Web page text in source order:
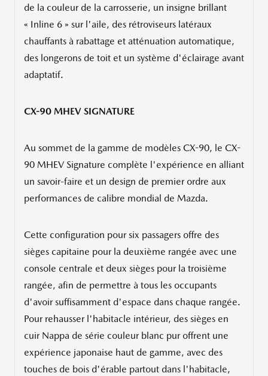
de la couleur de la carrosserie, un insigne brillant
« Inline 6 » sur l'aile, des rétroviseurs latéraux
chauffants à rabattage et atténuation automatique,
des longerons de toit et un système d'éclairage avant
adaptatif.
CX-90 MHEV SIGNATURE
Au sommet de la gamme de modèles CX-90, le CX-
90 MHEV Signature complète l'expérience en alliant
un savoir-faire et un design de premier ordre aux
performances de calibre mondial de Mazda.
Cette configuration pour six passagers offre des
sièges capitaine pour la deuxième rangée avec une
console centrale et deux sièges pour la troisième
rangée, afin de permettre à tous les occupants
d'avoir suffisamment d'espace dans chaque rangée.
Pour rehausser l'habitacle intérieur, des sièges en
cuir Nappa de série couleur blanc pur offrent une
expérience japonaise haut de gamme, avec des
touches de bois d'érable partout dans l'habitacle,